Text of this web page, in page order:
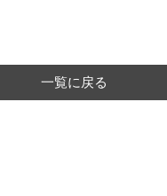
一覧に戻る